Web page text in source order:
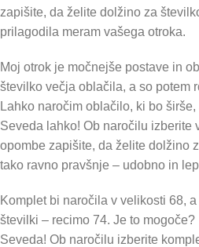
zapišite, da želite dolžino za
prilagodila meram vašega otroka.
Moj otrok je močnejše postave in
številko večja oblačila, a so potem
Lahko naročim oblačilo, ki bo
Seveda lahko! Ob naročilu izberite
opombe zapišite, da želite dolžino
tako ravno pravšnje – udobno in
Komplet bi naročila v velikosti 68,
številki – recimo 74. Je to mogoče?
Seveda! Ob naročilu izberite